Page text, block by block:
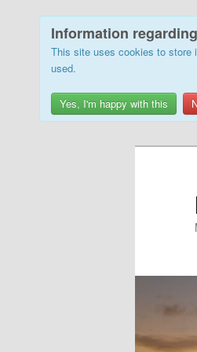
Information
This site uses cookies to store
used.
Yes, I'm happy with this